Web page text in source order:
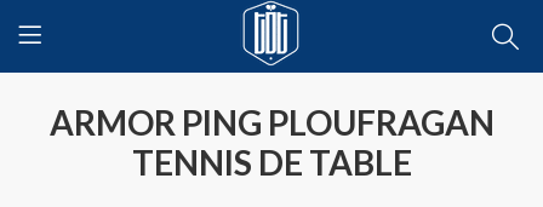
ARMOR PING PLOUFRAGAN
TENNIS DE TABLE